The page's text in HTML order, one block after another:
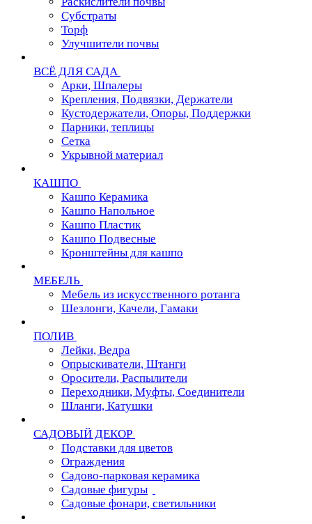
Субстраты
Торф
Улучшители почвы
ВСЁ ДЛЯ САДА
Арки, Шпалеры
Крепления, Подвязки, Держатели
Кустодержатели, Опоры, Поддержки
Парники, теплицы
Сетка
Укрывной материал
КАШПО
Кашпо Керамика
Кашпо Напольное
Кашпо Пластик
Кашпо Подвесные
Кронштейны для кашпо
МЕБЕЛЬ
Мебель из искусственного ротанга
Шезлонги, Качели, Гамаки
ПОЛИВ
Лейки, Ведра
Опрыскиватели, Штанги
Оросители, Распылители
Переходники, Муфты, Соединители
Шланги, Катушки
САДОВЫЙ ДЕКОР
Подставки для цветов
Ограждения
Садово-парковая керамика
Садовые фигуры
Садовые фонари, светильники